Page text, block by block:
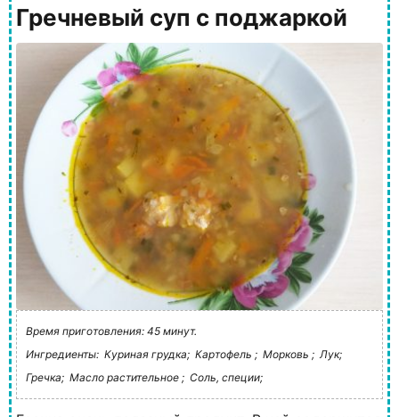
Гречневый суп с поджаркой
Время приготовления: 45 минут.
Ингредиенты: Куриная грудка; Картофель ; Морковь ; Лук;
Гречка; Масло растительное ; Соль, специи;